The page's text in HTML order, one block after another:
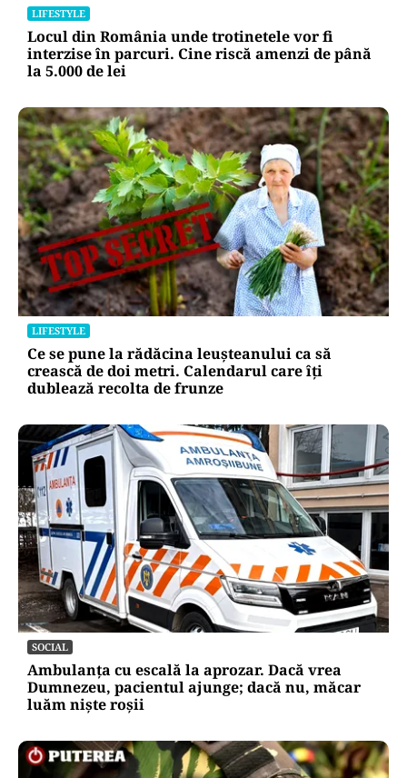
LIFESTYLE
Locul din România unde trotinetele vor fi
interzise în parcuri. Cine riscă amenzi de până
la 5.000 de lei
LIFESTYLE
Ce se pune la rădăcina leușteanului ca să
crească de doi metri. Calendarul care îți
dublează recolta de frunze
SOCIAL
Ambulanța cu escală la aprozar. Dacă vrea
Dumnezeu, pacientul ajunge; dacă nu, măcar
luăm niște roșii